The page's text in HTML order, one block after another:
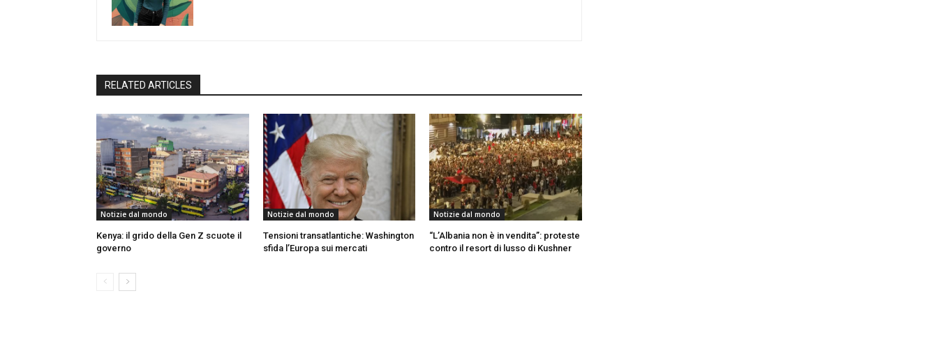
RELATED ARTICLES
Notizie dal mondo
Kenya: il grido della Gen Z scuote il
governo
Notizie dal mondo
Tensioni transatlantiche: Washington
sfida l’Europa sui mercati
Notizie dal mondo
“L’Albania non è in vendita”: proteste
contro il resort di lusso di Kushner